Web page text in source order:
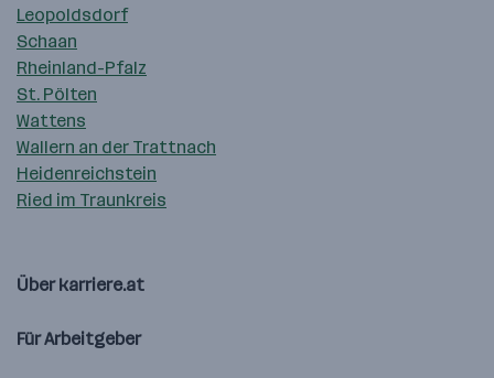
Leopoldsdorf
Schaan
Rheinland-Pfalz
St. Pölten
Wattens
Wallern an der Trattnach
Heidenreichstein
Ried im Traunkreis
Über karriere.at
Für Arbeitgeber